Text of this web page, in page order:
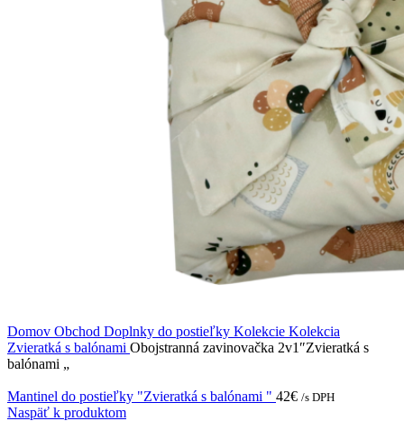
Domov Obchod Doplnky do postieľky Kolekcie Kolekcia
Zvieratká s balónami Obojstranná zavinovačka 2v1″Zvieratká s
balónami „
Mantinel do postieľky "Zvieratká s balónami " 42€ /s DPH
Naspäť k produktom